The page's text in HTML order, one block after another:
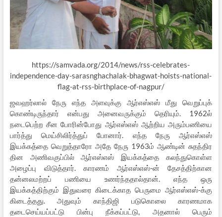
https://samvada.org/2014/news/rss-celebrates-
independence-day-sarasnghachalak-bhagwat-hoists-national-
flag-at-rss-birthplace-of-nagpur/
ஜவஹர்லால் நேரு எந்த அளவுக்கு ஆர்எஸ்எஸ் மீது வெறுப்புக்
கொண்டிருந்தார் என்பது அனைவருக்கும் தெரியும். 1962ல்
நடைபெற்ற சீன போரின்போது ஆர்எஸ்எஸ் ஆற்றிய அரும்பணியை
பார்த்து மெய்சிலிர்த்துப் போனார். எந்த நேரு ஆர்எஸ்எஸ்
இயக்கத்தை வெறுத்தாரோ அதே நேரு 1963ம் ஆண்டின் சுதந்திர
தின அணிவகுப்பில் ஆர்எஸ்எஸ் இயக்கத்தை கலந்துகொள்ள
அழைப்பு விடுத்தார். காரணம் ஆர்எஸ்எஸ்-ன் தேசத்திற்கான
தன்னலமற்றப் பணியை உணர்ந்ததால்தான். எந்த ஒரு
இயக்கத்திற்கும் இதுவரை கிடைக்காத பெருமை ஆர்எஸ்எஸ்-க்கு
கிடைத்தது. அதுவும் காந்திஜி படுகொலை காரணமாக
தடைசெய்யப்பட்டு பின்பு நீக்கப்பட்டு, அதனால் பெரும்